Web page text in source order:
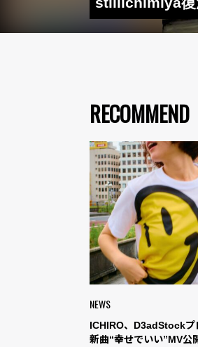
RECOMMEND
NEWS
ICHIRO、D3adStockプ
新曲“幸せでいい”MV